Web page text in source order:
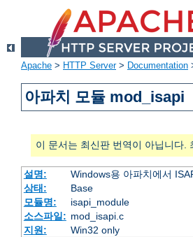
Apache > HTTP Server> Documentation
아파치 모듈 mod_isapi
이 문서는 최신판 번역이 아닙니다.
설명:
Windows용 아파치에서
상태:
Base
모듈명:
isapi_module
소스파일: mod_isapi.c
지원:
Win32 only